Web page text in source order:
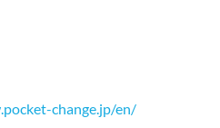
change.jp/en/